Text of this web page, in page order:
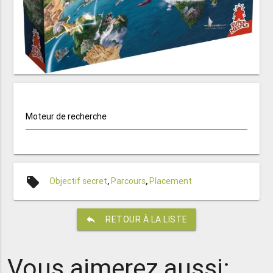
Moteur de recherche
local_offer Objectif secret,Parcours,Placement
reply RETOUR À LA LISTE